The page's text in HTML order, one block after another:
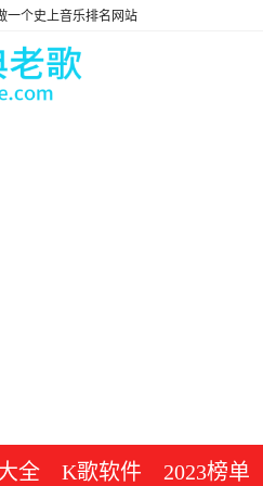
一个史上音乐排名网站
全 K歌软件 2023榜单